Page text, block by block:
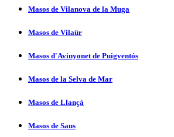
Masos de Vilanova de la Muga
Masos de Vilaür
Masos d'Avinyonet de Puigventós
Masos de la Selva de Mar
Masos de Llançà
Masos de Saus